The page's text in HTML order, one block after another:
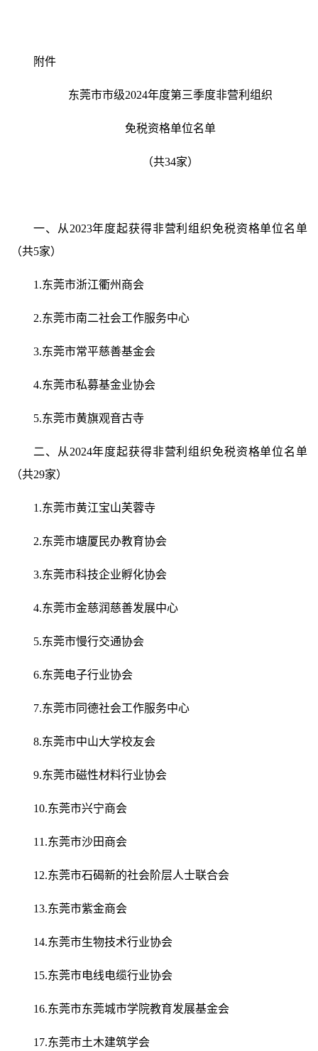
附件
东莞市市级2024年度第三季度非营利组织
免税资格单位名单
（共34家）
一、从2023年度起获得非营利组织免税资格单位名单
（共5家）
1.东莞市浙江衢州商会
2.东莞市南二社会工作服务中心
3.东莞市常平慈善基金会
4.东莞市私募基金业协会
5.东莞市黄旗观音古寺
二、从2024年度起获得非营利组织免税资格单位名单
（共29家）
1.东莞市黄江宝山芙蓉寺
2.东莞市塘厦民办教育协会
3.东莞市科技企业孵化协会
4.东莞市金慈润慈善发展中心
5.东莞市慢行交通协会
6.东莞电子行业协会
7.东莞市同德社会工作服务中心
8.东莞市中山大学校友会
9.东莞市磁性材料行业协会
10.东莞市兴宁商会
11.东莞市沙田商会
12.东莞市石碣新的社会阶层人士联合会
13.东莞市紫金商会
14.东莞市生物技术行业协会
15.东莞市电线电缆行业协会
16.东莞市东莞城市学院教育发展基金会
17.东莞市土木建筑学会